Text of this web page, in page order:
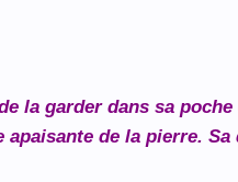
garder dans sa
de la pierre.